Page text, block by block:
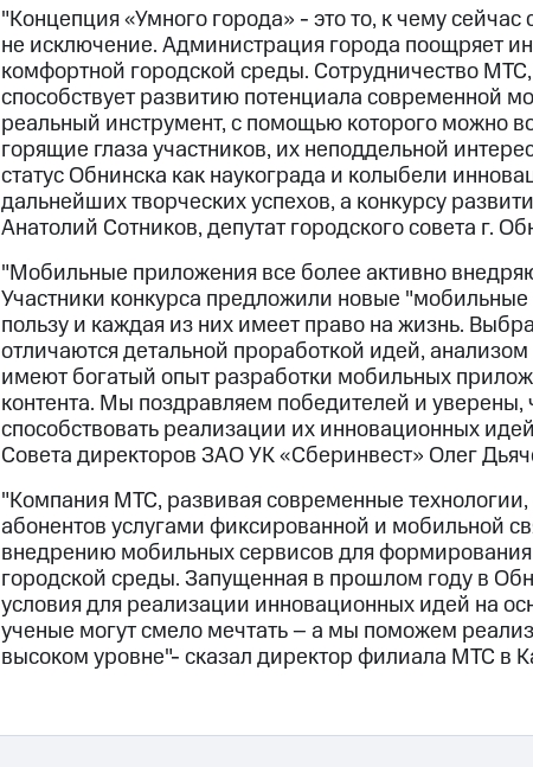
"Концепция «Умного города» - это то, к чему
не исключение. Администрация города поощряет
комфортной городской среды. Сотрудничество
способствует развитию потенциала современной
реальный инструмент, с помощью которого можно
горящие глаза участников, их неподдельной
статус Обнинска как наукограда и колыбели
дальнейших творческих успехов, а конкурсу
Анатолий Сотников, депутат городского совета г.
"Мобильные приложения все более активно
Участники конкурса предложили новые
пользу и каждая из них имеет право на жизнь.
отличаются детальной проработкой идей,
имеют богатый опыт разработки мобильных
контента. Мы поздравляем победителей и уверены,
способствовать реализации их инновационных
Совета директоров ЗАО УК «Сберинвест» Олег
"Компания МТС, развивая современные технологии,
абонентов услугами фиксированной и мобильной
внедрению мобильных сервисов для
городской среды. Запущенная в прошлом году в
условия для реализации инновационных идей на
ученые могут смело мечтать – а мы поможем
высоком уровне"- сказал директор филиала МТС в